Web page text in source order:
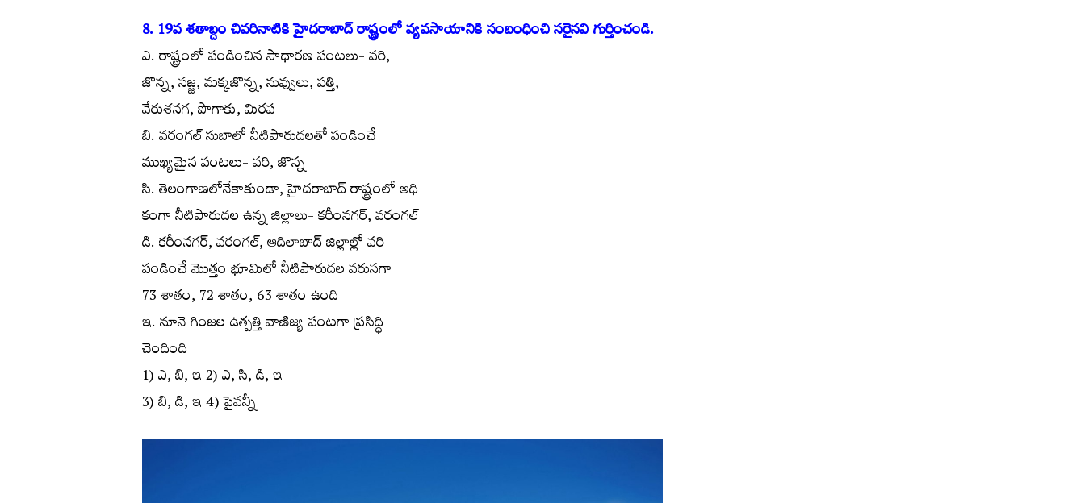
8. 19వ శతాబ్దం చివరినాటికి హైదరాబాద్ రాష్ట్రంలో వ్యవసాయానికి సంబంధించి సరైనవి గుర్తించండి.
ఎ. రాష్ట్రంలో పండించిన సాధారణ పంటలు- వరి,
జొన్న, సజ్జ, మక్కజొన్న, నువ్వులు, పత్తి,
వేరుశనగ, పొగాకు, మిరప
బి. వరంగల్ సుబాలో నీటిపారుదలతో పండించే
ముఖ్యమైన పంటలు- వరి, జొన్న
సి. తెలంగాణలోనేకాకుండా, హైదరాబాద్ రాష్ట్రంలో అధి
కంగా నీటిపారుదల ఉన్న జిల్లాలు- కరీంనగర్, వరంగల్
డి. కరీంనగర్, వరంగల్, ఆదిలాబాద్ జిల్లాల్లో వరి
పండించే మొత్తం భూమిలో నీటిపారుదల వరుసగా
73 శాతం, 72 శాతం, 63 శాతం ఉంది
ఇ. నూనె గింజల ఉత్పత్తి వాణిజ్య పంటగా ప్రసిద్ధి
చెందింది
1) ఎ, బి, ఇ 2) ఎ, సి, డి, ఇ
3) బి, డి, ఇ 4) పైవన్నీ